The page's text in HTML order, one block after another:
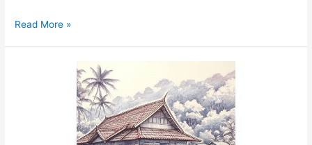
Read More »